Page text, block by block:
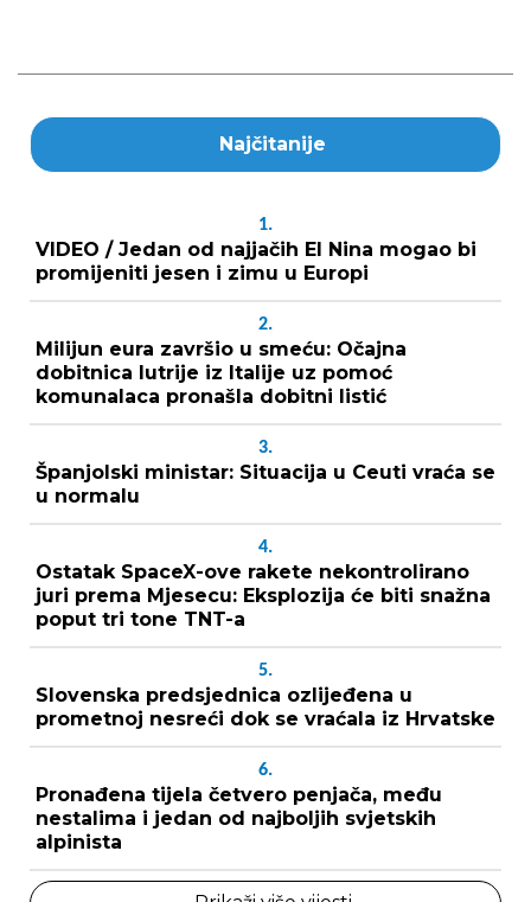
Najčitanije
1.
VIDEO / Jedan od najjačih El Nina mogao bi
promijeniti jesen i zimu u Europi
2.
Milijun eura završio u smeću: Očajna
dobitnica lutrije iz Italije uz pomoć
komunalaca pronašla dobitni listić
3.
Španjolski ministar: Situacija u Ceuti vraća se
u normalu
4.
Ostatak SpaceX-ove rakete nekontrolirano
juri prema Mjesecu: Eksplozija će biti snažna
poput tri tone TNT-a
5.
Slovenska predsjednica ozlijeđena u
prometnoj nesreći dok se vraćala iz Hrvatske
6.
Pronađena tijela četvero penjača, među
nestalima i jedan od najboljih svjetskih
alpinista